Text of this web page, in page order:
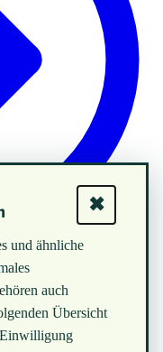
und ähnliche
auch
Übersicht
✖